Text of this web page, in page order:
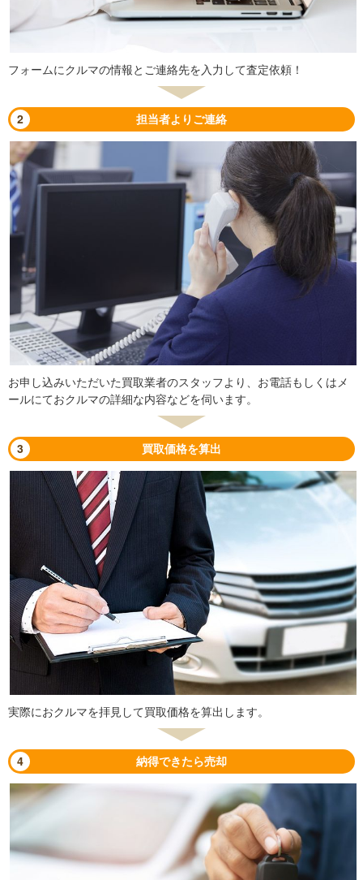
フォームにクルマの情報とご連絡先を入力して査定依頼！
2 担当者よりご連絡
お申し込みいただいた買取業者のスタッフより、お電話もしくはメ
ールにておクルマの詳細な内容などを伺います。
3 買取価格を算出
実際におクルマを拝見して買取価格を算出します。
4 納得できたら売却